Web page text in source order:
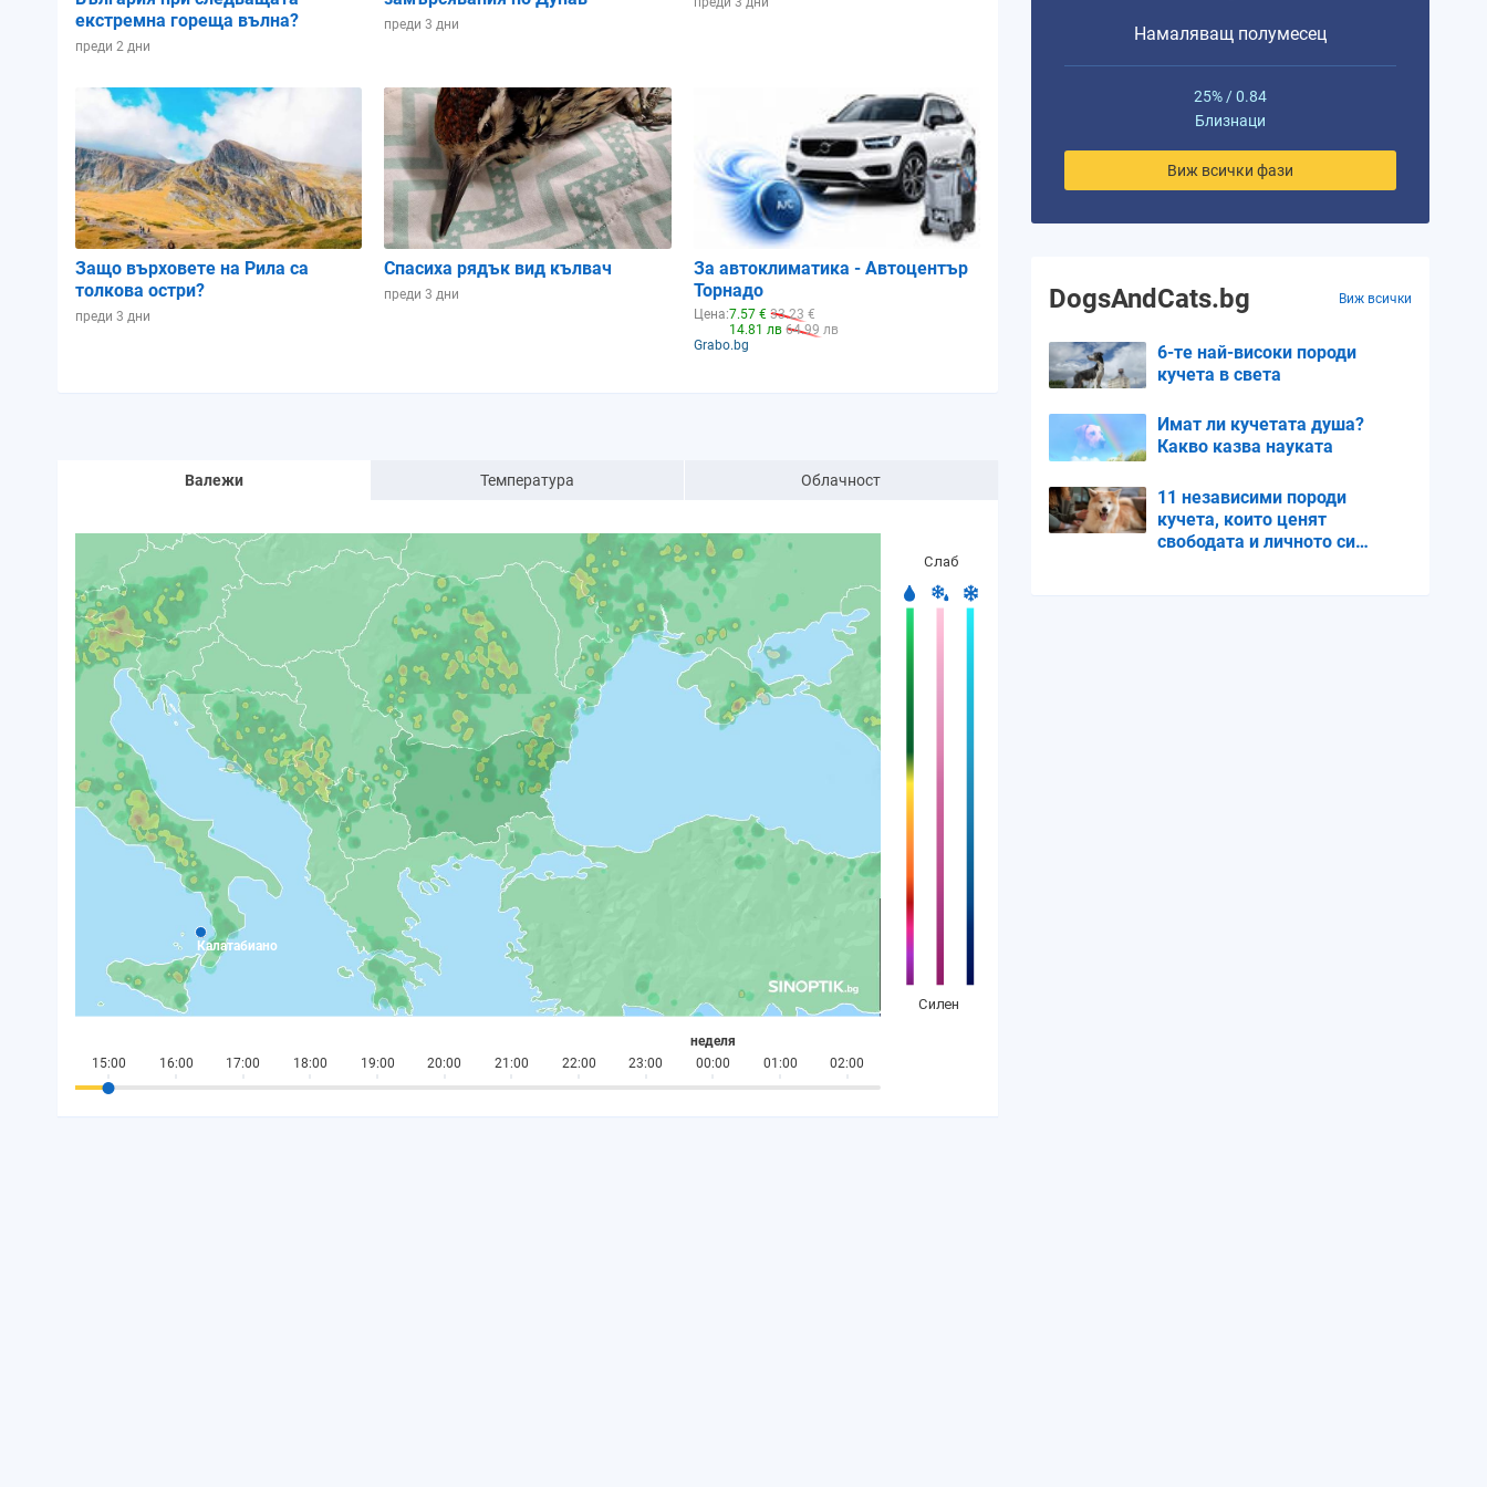
екстремна гореща вълна?
преди 2 дни
преди 3 дни
Защо върховете на Рила са
толкова остри?
преди 3 дни
Спасиха рядък вид кълвач
преди 3 дни
За автоклиматика - Автоцентър
Торнадо
Цена:7.57 € 33.23 €
14.81 лв 64.99 лв
Grabo.bg
Валежи Температура Облачност
Калатабиано
15:00 16:00 17:00 18:00 19:00 20:00 21:00 22:00 23:00 00:00
неделя
01:00
02:00
Намаляващ полумесец
25% / 0.84
Близнаци
Виж всички фази
DogsAndCats.bg Виж всички
6-те най-високи породи
кучета в света
Имат ли кучетата душа?
Какво казва науката
11 независими породи
кучета, които ценят
свободата и личното си